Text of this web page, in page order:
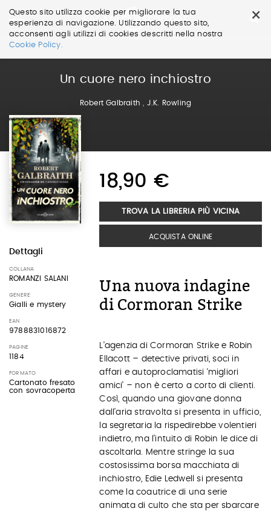
×
Questo sito utilizza cookie per migliorare la tua
esperienza di navigazione. Utilizzando questo sito,
acconsenti agli utilizzi di cookies descritti nella nostra
Cookie Policy.
Salta
Un cuore nero inchiostro
Robert Galbraith J.K. Rowling
Dettagli
COLLANA
ROMANZI SALANI
GENERE
Gialli e mystery
EAN
9788831016872
PAGINE
1184
FORMATO
Cartonato fresato
con sovracoperta
18,90 €
TROVA LA LIBRERIA PIÙ VICINA
ACQUISTA ONLINE
Una nuova indagine
di Cormoran Strike
L’agenzia di Cormoran Strike e Robin
Ellacott – detective privati, soci in
affari e autoproclamatisi ‘migliori
amici’ – non è certo a corto di clienti.
Così, quando una giovane donna
dall’aria stravolta si presenta in ufficio,
la segretaria la rispedirebbe volentieri
indietro, ma l’intuito di Robin le dice di
ascoltarla. Mentre stringe la sua
costosissima borsa macchiata di
inchiostro, Edie Ledwell si presenta
come la coautrice di una serie
animata di culto che sta per sbarcare